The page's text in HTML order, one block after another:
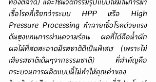
เชื้อโรคที่เรียกว่าระบบ HPP หรือ High
Pressure Processing ทำลายเชื้อโรคด้วยแรง
ดันสูงแทนการผ่านความร้อน ผลที่ได้คือน้ำผัก
ผลไม้ที่สดสะอาดมีรสชาติดีเป็นพิเศษ (เพราะไม่
เสียรสชาติเดิมๆจากธรรมชาติ) ที่สำคัญคือ
กระบวนการผลิตแบบนี้ไม่ทำให้คุณค่าของ